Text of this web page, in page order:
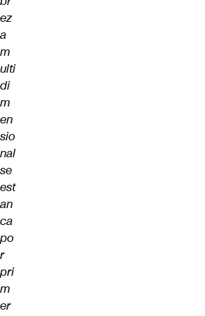
ez
a
m
ulti
di
m
en
sio
nal
se
est
an
ca
po
r
pri
m
er